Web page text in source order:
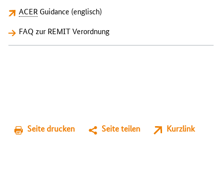
ACERGuidance (englisch)
FAQ zur REMIT Verordnung
Seite drucken Seite teilen Kurzlink